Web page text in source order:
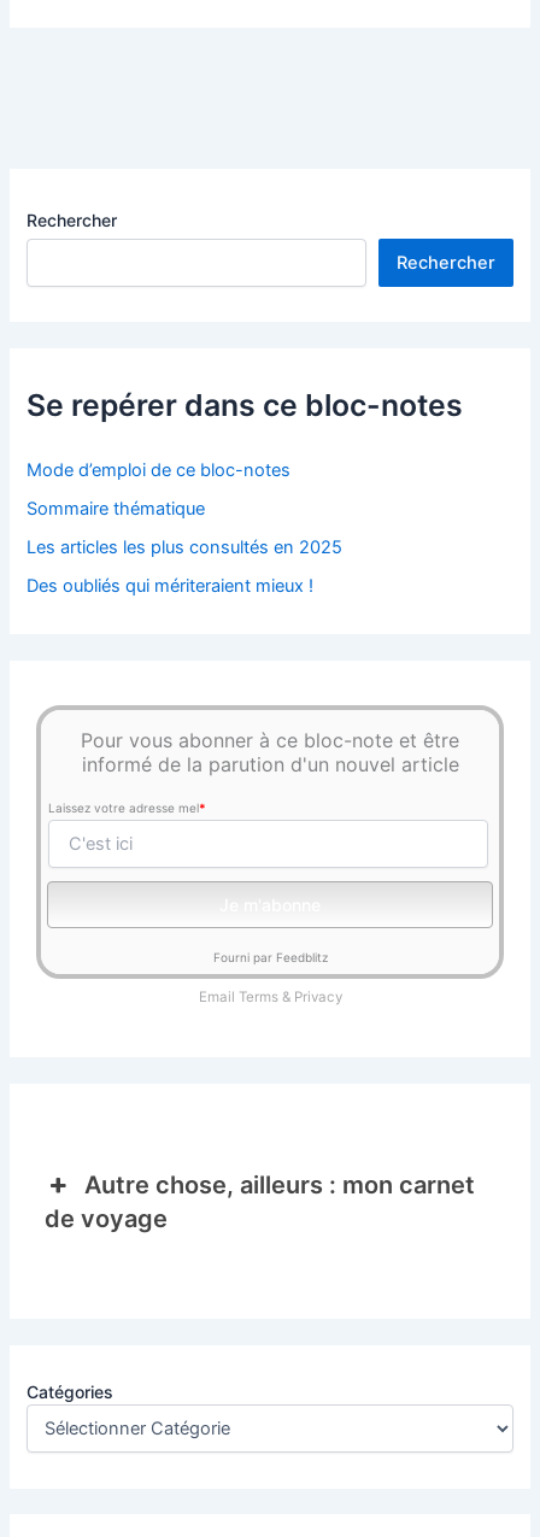
Rechercher
Rechercher
Se repérer dans ce bloc-notes
Mode d’emploi de ce bloc-notes
Sommaire thématique
Les articles les plus consultés en 2025
Des oubliés qui mériteraient mieux !
Pour vous abonner à ce bloc-note et être
informé de la parution d'un nouvel article
Laissez votre adresse mel*
Fourni par Feedblitz
Email Terms& Privacy
Autre chose, ailleurs : mon carnet
de voyage
Catégories